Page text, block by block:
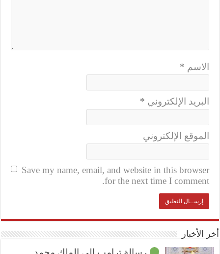
الاسم *
البريد الإلكتروني *
الموقع الإلكتروني
Save my name, email, and website in this browser
for the next time I comment.
أخر الأخبار